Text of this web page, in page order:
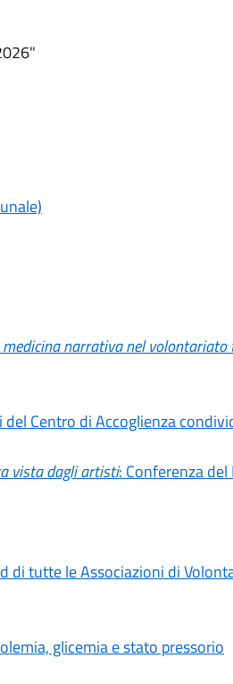
narrativa nel volontariato
del Centro di Accoglienza
vista dagli artisti: Conferenza
di tutte le Associazioni di
glicemia e stato pressorio